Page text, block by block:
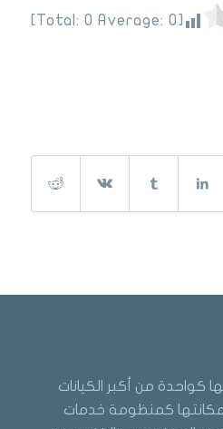
[Total:
0 Average: 0
]
كواحدة من أكبر الكيانات
مكانتها كمنظومة خدمات